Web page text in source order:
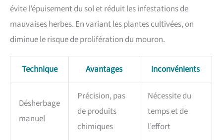
évite l’épuisement du sol et réduit les infestations de
mauvaises herbes. En variant les plantes cultivées, on
diminue le risque de prolifération du mouron.
Technique Avantages Inconvénients
Désherbage
manuel
Précision, pas
de produits
chimiques
Nécessite du
temps et de
l’effort